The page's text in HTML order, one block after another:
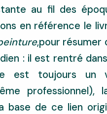
au fil des
en référence le
,pour résumer
: il est rentré
est toujours un
professionnel),
base de ce lien